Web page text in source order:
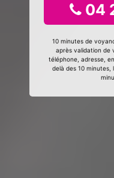
04
10 minutes de
après validation de
téléphone, adresse,
delà des 10